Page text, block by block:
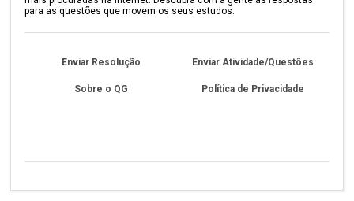
para as questões que movem os seus estudos.
Enviar Resolução Enviar Atividade/Questões
Sobre o QG Política de Privacidade